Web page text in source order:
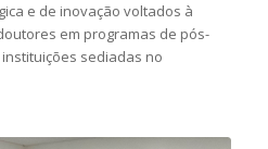
e de inovação voltados à
em programas de pós-
sediadas no